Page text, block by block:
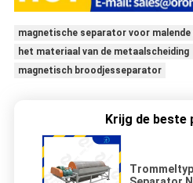
magnetische separator voor malende
het materiaal van de metaalscheiding
magnetisch broodjesseparator
Krijg de beste